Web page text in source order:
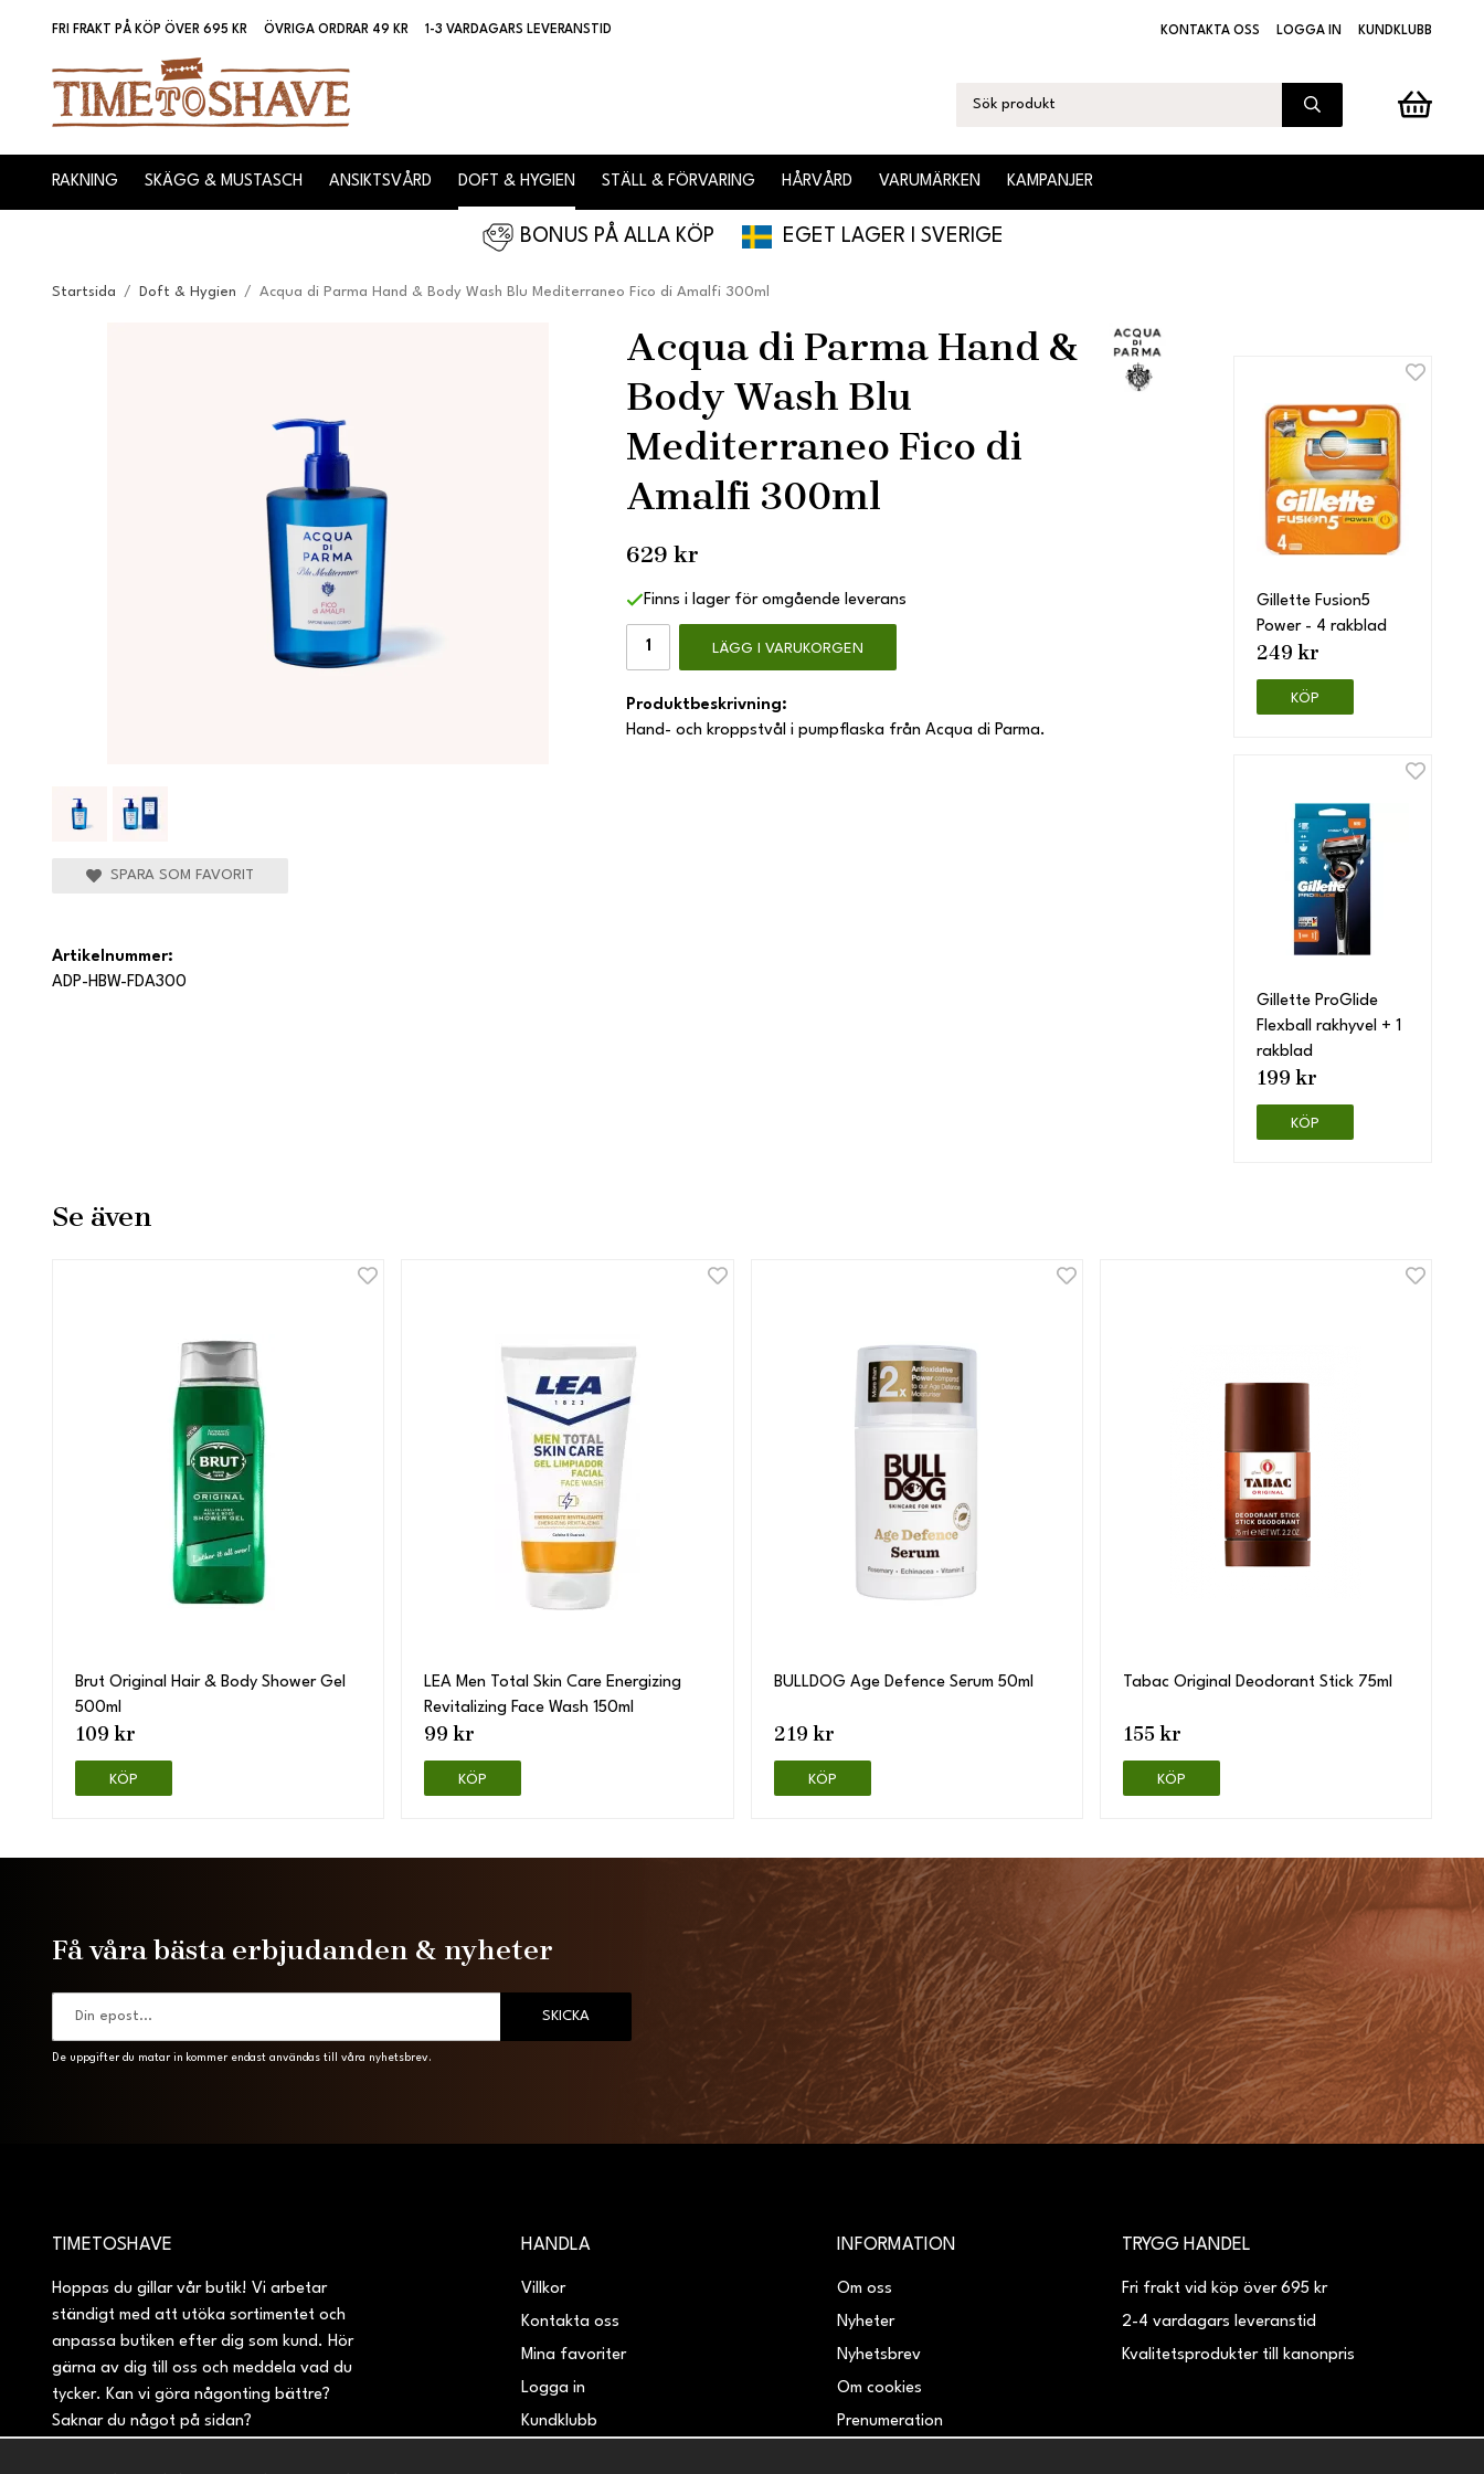
FRI FRAKT PÅ KÖP ÖVER 695 KR ÖVRIGA ORDRAR 49 KR 1-3 VARDAGARS LEVERANSTID KONTAKTA OSS LOGGA IN KUNDKLUBB
RAKNING SKÄGG & MUSTASCH ANSIKTSVÅRD DOFT & HYGIEN STÄLL & FÖRVARING HÅRVÅRD VARUMÄRKEN KAMPANJER
BONUS PÅ ALLA KÖP EGET LAGER I SVERIGE
Startsida / Doft & Hygien / Acqua di Parma Hand & Body Wash Blu Mediterraneo Fico di Amalfi 300ml
Acqua di Parma Hand &
Body Wash Blu
Mediterraneo Fico di
Amalfi 300ml
629 kr
Finns i lager för omgående leverans
LÄGG I VARUKORGEN
Produktbeskrivning:
Hand- och kroppstvål i pumpflaska från Acqua di Parma.
Gillette Fusion5
Power - 4 rakblad
249 kr
KÖP
Gillette ProGlide
Flexball rakhyvel + 1
rakblad
199 kr
KÖP
SPARA SOM FAVORIT
Artikelnummer:
ADP-HBW-FDA300
Se även
Brut Original Hair & Body Shower Gel
500ml
109 kr
KÖP
LEA Men Total Skin Care Energizing
Revitalizing Face Wash 150ml
99 kr
KÖP
BULLDOG Age Defence Serum 50ml
219 kr
KÖP
Tabac Original Deodorant Stick 75ml
155 kr
KÖP
Få våra bästa erbjudanden & nyheter
SKICKA
De uppgifter du matar in kommer endast användas till våra nyhetsbrev.
TIMETOSHAVE
Hoppas du gillar vår butik! Vi arbetar
ständigt med att utöka sortimentet och
anpassa butiken efter dig som kund. Hör
gärna av dig till oss och meddela vad du
tycker. Kan vi göra någonting bättre?
Saknar du något på sidan?
HANDLA
Villkor
Kontakta oss
Mina favoriter
Logga in
Kundklubb
INFORMATION
Om oss
Nyheter
Nyhetsbrev
Om cookies
Prenumeration
TRYGG HANDEL
Fri frakt vid köp över 695 kr
2-4 vardagars leveranstid
Kvalitetsprodukter till kanonpris